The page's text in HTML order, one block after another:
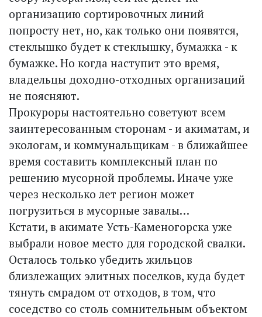
организацию сортировочных линий
попросту нет, но, как только они появятся,
стеклышко будет к стеклышку, бумажка - к
бумажке. Но когда наступит это время,
владельцы доходно-отходных организаций
не поясняют.
Прокуроры настоятельно советуют всем
заинтересованным сторонам - и акиматам, и
экологам, и коммунальщикам - в ближайшее
время составить комплексный план по
решению мусорной проб­лемы. Иначе уже
через несколько лет регион может
погрузиться в мусорные завалы…
Кстати, в акимате Усть-Каменогорска уже
выбрали новое место для городской свалки.
Осталось только убедить жильцов
близлежащих элитных поселков, куда будет
тянуть смрадом от отходов, в том, что
соседство со столь сомнительным объектом